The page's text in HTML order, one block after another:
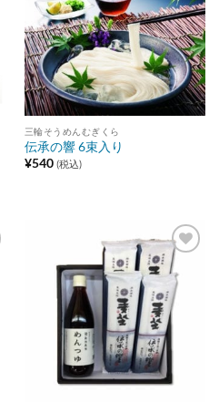
三輪そうめんむぎくら
伝承の響 6束入り
¥540 (税込)
Add to
wishlist